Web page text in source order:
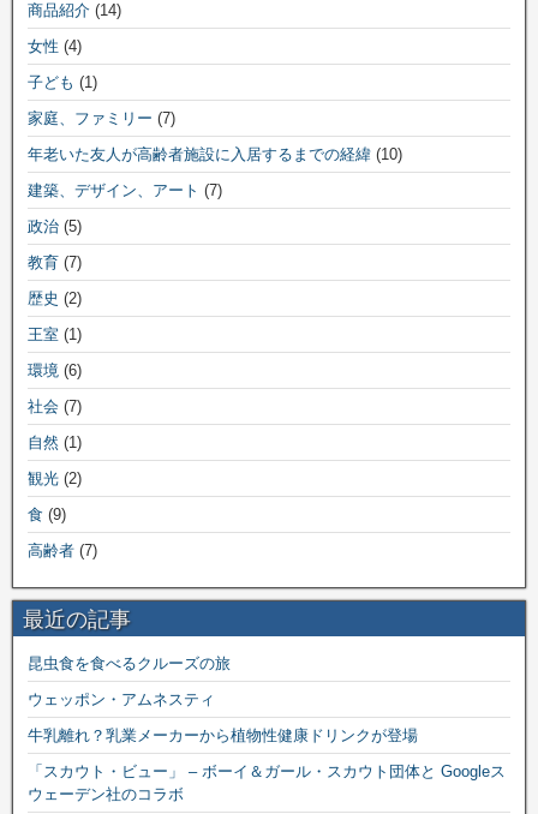
商品紹介 (14)
女性 (4)
子ども (1)
家庭、ファミリー (7)
年老いた友人が高齢者施設に入居するまでの経緯 (10)
建築、デザイン、アート (7)
政治 (5)
教育 (7)
歴史 (2)
王室 (1)
環境 (6)
社会 (7)
自然 (1)
観光 (2)
食 (9)
高齢者 (7)
最近の記事
昆虫食を食べるクルーズの旅
ウェッポン・アムネスティ
牛乳離れ？乳業メーカーから植物性健康ドリンクが登場
「スカウト・ビュー」 – ボーイ＆ガール・スカウト団体と Googleス
ウェーデン社のコラボ